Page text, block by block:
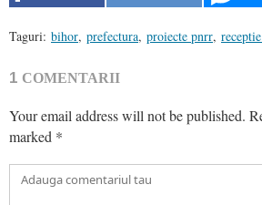
Taguri: bihor, prefectura, proiecte pnrr,
1 COMENTARII
Your email address will not be published.
marked *